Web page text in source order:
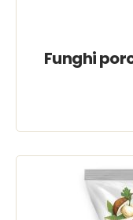
Funghi